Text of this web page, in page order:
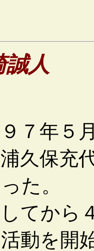
人
７年５
久保充
た。
てから
動を開